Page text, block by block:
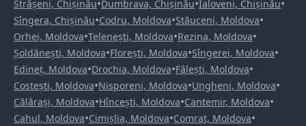
Strășeni, Chișinău•Dumbrava, Chișinău•Ialoveni, Chișinău•
Sîngera, Chișinău•Codru, Moldova•Stăuceni, Moldova•
Orhei, Moldova•Telenești, Moldova•Rezina, Moldova•
Șoldănești, Moldova•Florești, Moldova•Sîngerei, Moldova•
Edineț, Moldova•Drochia, Moldova•Fălești, Moldova•
Costești, Moldova•Nisporeni, Moldova•Ungheni, Moldova•
Călărași, Moldova•Hîncești, Moldova•Cantemir, Moldova•
Cahul, Moldova•Cimișlia, Moldova•Comrat, Moldova•